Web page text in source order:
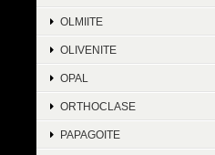
OLMIITE
OLIVENITE
OPAL
ORTHOCLASE
PAPAGOITE